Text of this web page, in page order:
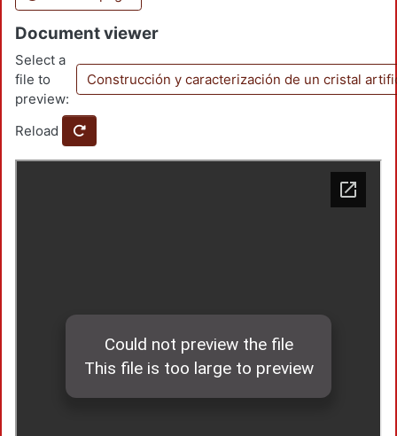
Document viewer
Select a
file to
preview:
Construcción y caracterización de un cristal
Reload